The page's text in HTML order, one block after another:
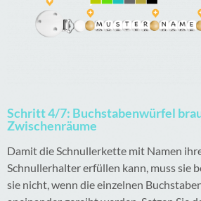
Schritt 4/7: Buchstabenwürfel
Zwischenräume
Damit die Schnullerkette mit Namen
Schnullerhalter erfüllen kann, muss sie
sie nicht, wenn die einzelnen